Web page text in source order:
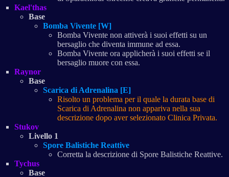
Kael'thas
Base
Bomba Vivente [W]
Bomba Vivente non attiverà i suoi effetti su un
bersaglio che diventa immune ad essa.
Bomba Vivente ora applicherà i suoi effetti se il
bersaglio muore con essa.
Raynor
Base
Scarica di Adrenalina [E]
Risolto un problema per il quale la durata base di
Scarica di Adrenalina non appariva nella sua
descrizione dopo aver selezionato Clinica Privata.
Stukov
Livello 1
Spore Balistiche Reattive
Corretta la descrizione di Spore Balistiche Reattive.
Tychus
Base